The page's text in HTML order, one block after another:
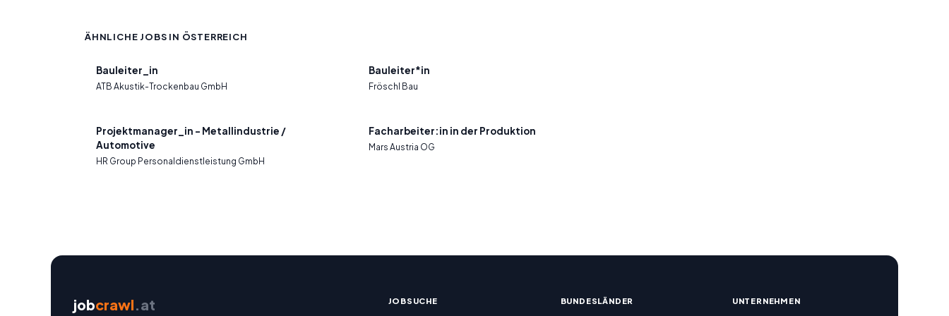
ÄHNLICHE JOBS IN ÖSTERREICH
Bauleiter_in
ATB Akustik-Trockenbau GmbH
Bauleiter*in
Fröschl Bau
Projektmanager_in - Metallindustrie /
Automotive
HR Group Personaldienstleistung GmbH
Facharbeiter:in in der Produktion
Mars Austria OG
jobcrawl.at JOBSUCHE BUNDESLÄNDER UNTERNEHMEN